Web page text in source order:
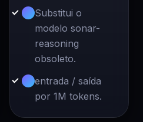
Substitui o
modelo sonar-
reasoning
obsoleto.
entrada / saída
por 1M tokens.